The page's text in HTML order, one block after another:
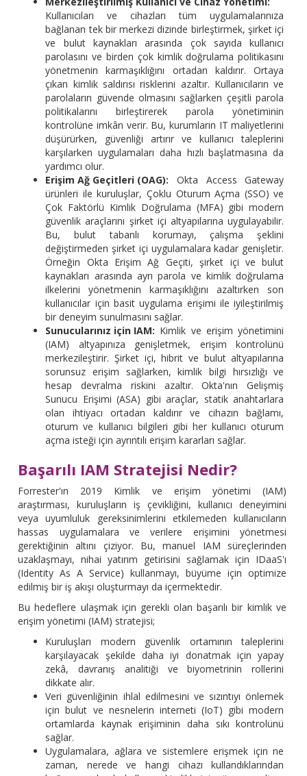
Kullanıcıları ve cihazları tüm uygulamalarınıza
bağlanan tek bir merkezi dizinde birleştirmek, şirket içi
ve bulut kaynakları arasında çok sayıda kullanıcı
parolasını ve birden çok kimlik doğrulama politikasını
yönetmenin karmaşıklığını ortadan kaldırır. Ortaya
çıkan kimlik saldırısı risklerini azaltır. Kullanıcıların ve
parolaların güvende olmasını sağlarken çeşitli parola
politikalarını birleştirerek parola yönetiminin
kontrolüne imkân verir. Bu, kurumların IT maliyetlerini
düşürürken, güvenliği artırır ve kullanıcı taleplerini
karşılarken uygulamaları daha hızlı başlatmasına da
yardımcı olur.
Erişim Ağ Geçitleri (OAG): Okta Access Gateway
ürünleri ile kuruluşlar, Çoklu Oturum Açma (SSO) ve
Çok Faktörlü Kimlik Doğrulama (MFA) gibi modern
güvenlik araçlarını şirket içi altyapılarına uygulayabilir.
Bu, bulut tabanlı korumayı, çalışma şeklini
değiştirmeden şirket içi uygulamalara kadar genişletir.
Örneğin Okta Erişim Ağ Geçiti, şirket içi ve bulut
kaynakları arasında ayrı parola ve kimlik doğrulama
ilkelerini yönetmenin karmaşıklığını azaltırken son
kullanıcılar için basit uygulama erişimi ile iyileştirilmiş
bir deneyim sunulmasını sağlar.
Sunucularınız için IAM: Kimlik ve erişim yönetimini
(IAM) altyapınıza genişletmek, erişim kontrolünü
merkezileştirir. Şirket içi, hibrit ve bulut altyapılarına
sorunsuz erişim sağlarken, kimlik bilgi hırsızlığı ve
hesap devralma riskini azaltır. Okta'nın Gelişmiş
Sunucu Erişimi (ASA) gibi araçlar, statik anahtarlara
olan ihtiyacı ortadan kaldırır ve cihazın bağlamı,
oturum ve kullanıcı bilgileri gibi her kullanıcı oturum
açma isteği için ayrıntılı erişim kararları sağlar.
Başarılı IAM Stratejisi Nedir?
Forrester'ın 2019 Kimlik ve erişim yönetimi (IAM)
araştırması, kuruluşların iş çevikliğini, kullanıcı deneyimini
veya uyumluluk gereksinimlerini etkilemeden kullanıcıların
hassas uygulamalara ve verilere erişimini yönetmesi
gerektiğinin altını çiziyor. Bu, manuel IAM süreçlerinden
uzaklaşmayı, nihai yatırım getirisini sağlamak için IDaaS'ı
(Identity As A Service) kullanmayı, büyüme için optimize
edilmiş bir iş akışı oluşturmayı da içermektedir.
Bu hedeflere ulaşmak için gerekli olan başarılı bir kimlik ve
erişim yönetimi (IAM) stratejisi;
Kuruluşları modern güvenlik ortamının taleplerini
karşılayacak şekilde daha iyi donatmak için yapay
zekâ, davranış analitiği ve biyometrinin rollerini
dikkate alır.
Veri güvenliğinin ihlal edilmesini ve sızıntıyı önlemek
için bulut ve nesnelerin interneti (IoT) gibi modern
ortamlarda kaynak erişiminin daha sıkı kontrolünü
sağlar.
Uygulamalara, ağlara ve sistemlere erişmek için ne
zaman, nerede ve hangi cihazı kullandıklarından